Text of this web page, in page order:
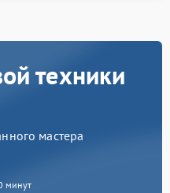
техники
мастера
минут